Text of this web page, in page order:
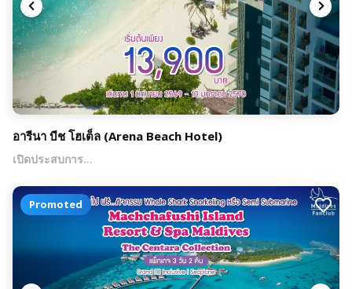
อารีนา บีช โฮเต็ล (Arena Beach Hotel)
เปิดประสบการ…
Promoted